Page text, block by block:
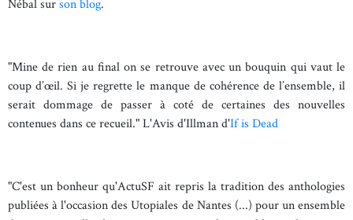
Nébal surson blog.
"Mine de rien au final on se retrouve avec un bouquin qui vaut le
coup d’œil. Si je regrette le manque de cohérence de l’ensemble, il
serait dommage de passer à coté de certaines des nouvelles
contenues dans ce recueil." L'Avis d'Illman d'If is Dead
"C'est un bonheur qu'ActuSF ait repris la tradition des anthologies
publiées à l'occasion des Utopiales de Nantes (...) pour un ensemble